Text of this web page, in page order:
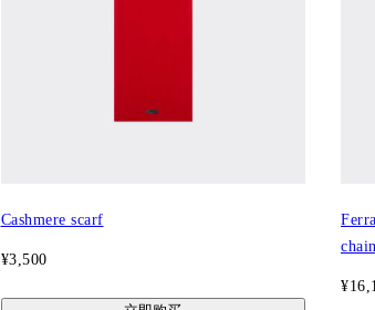
Cashmere scarf
¥3,500